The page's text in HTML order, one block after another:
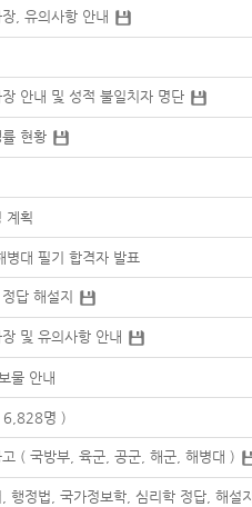
, 유의사항 안내
안내 및 성적 불일치자 명단
현황
계획
대 필기 합격자 발표
답 해설지
및 유의사항 안내
물 안내
6,828명 )
( 국방부, 육군, 공군, 해군, 해병대 )
정법, 국가정보학, 심리학 정답, 해설지